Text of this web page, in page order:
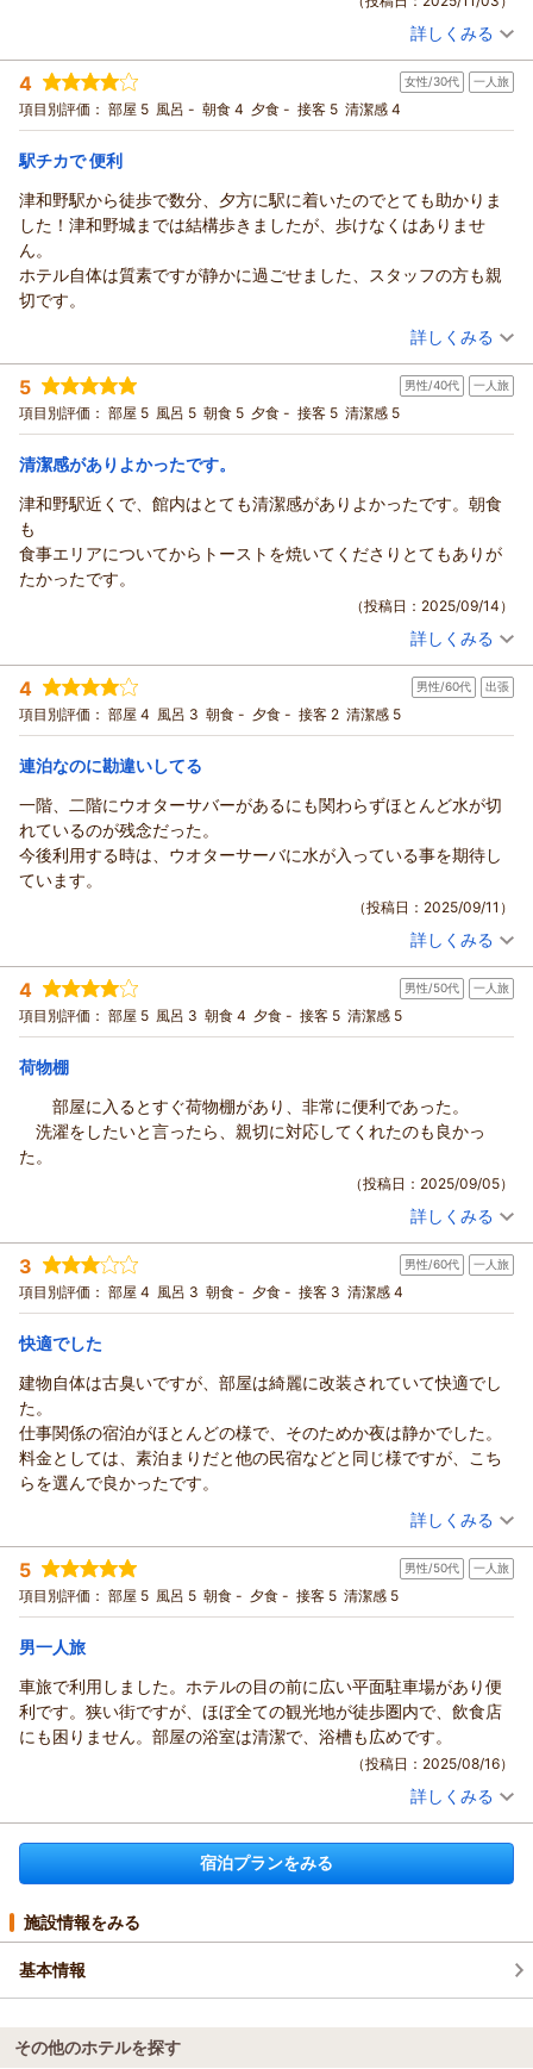
投稿者： りんごさん(女性/50代)
宿泊プラン： 【運★活】素泊まりプラン 食事なし
宿泊価格帯： 4,001～5,000円(大人一人あたり/税込)
駅前ビジネスホテルつわのからの返信
この度は駅前ビジネスホテルつわののご利用まことにありがと
うございました。
またいらっしゃってくださいね 心よりおまちしております。
（返信日：2025/11/06）
詳しくみる
4 女性/30代 一人旅
項目別評価： 部屋 5 風呂 - 朝食 4 夕食 - 接客 5 清潔感 4
駅チカで 便利
津和野駅から徒歩で数分、夕方に駅に着いたのでとても助かりま
した！津和野城までは結構歩きましたが、歩けなくはありませ
ん。
ホテル自体は質素ですが静かに過ごせました、スタッフの方も親
切です。
（投稿日：2025/11/02）
宿泊時期： 2025年09月宿泊 (一人旅)
投稿者： しほさん
宿泊プラン： 津和野の観光に便利！朝食プラン ツイン
宿泊価格帯： 6,001～7,000円(大人一人あたり/税込)
この度は駅前ビジネスホテルつわののご利用まことにありがと
うございました。
又季節を変えられていらっしゃってください 心よりお待ちし
ております。
（返信日：2025/11/02）
詳しくみる
5 男性/40代 一人旅
項目別評価： 部屋 5 風呂 5 朝食 5 夕食 - 接客 5 清潔感 5
清潔感がありよかったです。
津和野駅近くで、館内はとても清潔感がありよかったです。朝食
も
食事エリアについてからトーストを焼いてくださりとてもありが
たかったです。
（投稿日：2025/09/14）
投稿者： モーべさん(男性/40代)
宿泊プラン： 津和野の観光に便利！朝食プラン 朝のみ
宿泊価格帯： 6,001～7,000円(大人一人あたり/税込)
駅前ビジネスホテルつわのからの返信
この度は駅前ビジネスホテルつわののご利用まことにありがと
うございました。
旅のお手伝いができてとても幸いにおもいます
またいらっしゃってくださいね、心よりお待ちしております。
（返信日：2025/10/19）
詳しくみる
4 男性/60代 出張
項目別評価： 部屋 4 風呂 3 朝食 - 夕食 - 接客 2 清潔感 5
連泊なのに勘違いしてる
一階、二階にウオターサバーがあるにも関わらずほとんど水が切
れているのが残念だった。
今後利用する時は、ウオターサーバに水が入っている事を期待し
ています。
（投稿日：2025/09/11）
投稿者： よっちゃんさん(男性/60代)
宿泊プラン： 【運★活】素泊まりプラン 食事なし
宿泊価格帯： 4,001～5,000円(大人一人あたり/税込)
駅前ビジネスホテルつわのからの返信
駅前ビジネスホテルつわののご利用まことにありがとうござい
ました。
サーバーの件、申し訳ございません。こまめにの確認を徹底す
るようにいたします。
またいらっしゃってくださいね。心よりお待ちしております。
（返信日：2025/09/13）
詳しくみる
4 男性/50代 一人旅
項目別評価： 部屋 5 風呂 3 朝食 4 夕食 - 接客 5 清潔感 5
荷物棚
部屋に入るとすぐ荷物棚があり、非常に便利であった。
洗濯をしたいと言ったら、親切に対応してくれたのも良かっ
た。
（投稿日：2025/09/05）
投稿者： attic catさん(男性/50代)
宿泊プラン： 津和野の観光に便利！朝食プラン セミダブル 朝のみ
宿泊価格帯： 5,001～6,000円(大人一人あたり/税込)
駅前ビジネスホテルつわのからの返信
この度は駅前ビジネスホテルつわののご利用まことにありがと
うございました。
旅のお手伝いができてとても幸いです。またいらっしゃってく
ださいね
心よりお待ちしております。
詳しくみる
3 男性/60代 一人旅
項目別評価： 部屋 4 風呂 3 朝食 - 夕食 - 接客 3 清潔感 4
快適でした
建物自体は古臭いですが、部屋は綺麗に改装されていて快適でし
た。
仕事関係の宿泊がほとんどの様で、そのためか夜は静かでした。
料金としては、素泊まりだと他の民宿などと同じ様ですが、こち
らを選んで良かったです。
（投稿日：2025/08/24）
宿泊時期： 2025年07月宿泊 (一人旅)
投稿者： ぷーさんさん
宿泊プラン： 【運★活】素泊まりプラン セミダブル 食事なし
宿泊価格帯： 4,001～5,000円(大人一人あたり/税込)
この度は駅前ビジネスホテルつわののご利用まことにありがと
うございました。
またいらっしゃってくださいね。心よりおまちしております。
（返信日：2025/08/25）
詳しくみる
5 男性/50代 一人旅
項目別評価： 部屋 5 風呂 5 朝食 - 夕食 - 接客 5 清潔感 5
男一人旅
車旅で利用しました。ホテルの目の前に広い平面駐車場があり便
利です。狭い街ですが、ほぼ全ての観光地が徒歩圏内で、飲食店
にも困りません。部屋の浴室は清潔で、浴槽も広めです。
（投稿日：2025/08/16）
投稿者： hydeさん(男性/50代)
宿泊プラン： 【運★活】素泊まりプラン セミダブル 食事なし
4,001～5,000円(大人一人あたり/税込)
駅前ビジネスホテルつわのからの返信
うございました。
またいらっしゃってくださいね。心よりおまちしております。
（返信日：2025/08/25）
詳しくみる
宿泊プランをみる
施設情報をみる
基本情報
その他のホテルを探す